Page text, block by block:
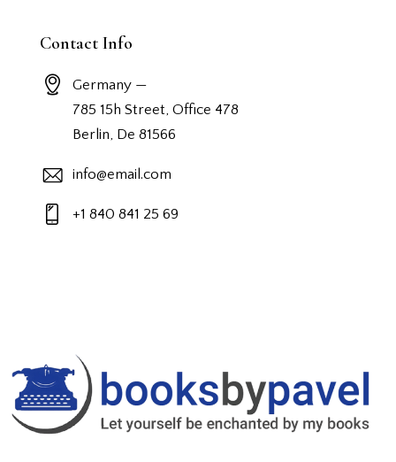
Contact Info
Germany —
785 15h Street, Office 478
Berlin, De 81566
info@email.com
+1 840 841 25 69